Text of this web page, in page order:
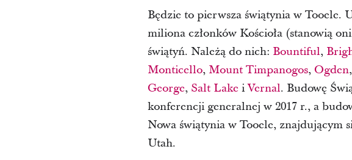
Będzie to pierwsza świątynia w Tooele.
miliona członków Kościoła (stanowią
świątyń. Należą do nich: Bountiful,
Monticello, Mount Timpanogos, Ogden,
George, Salt Lake iVernal. Budowę
konferencji generalnej w 2017 r., a
Nowa świątynia w Tooele, znajdującym
Utah.